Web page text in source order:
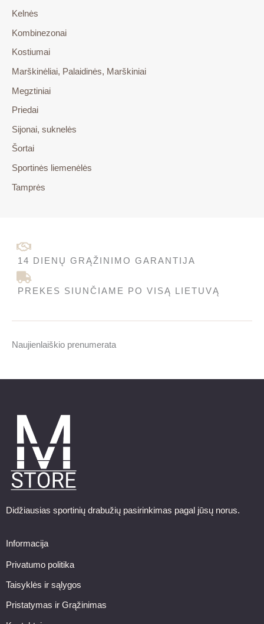
Kelnės
Kombinezonai
Kostiumai
Marškinėliai, Palaidinės, Marškiniai
Megztiniai
Priedai
Sijonai, suknelės
Šortai
Sportinės liemenėlės
Tamprės
14 DIENŲ GRĄŽINIMO GARANTIJA
PREKES SIUNČIAME PO VISĄ LIETUVĄ
Naujienlaiškio prenumerata
Didžiausias sportinių drabužių pasirinkimas pagal jūsų norus.
Informacija
Privatumo politika
Taisyklės ir sąlygos
Pristatymas ir Grąžinimas